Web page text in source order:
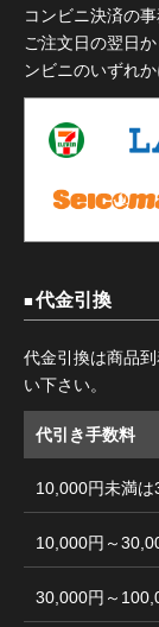
コンビニ決済の
ご注文日の翌日
ンビニのいずれ
代金引換
代金引換は商品
い下さい。
代引き手数料
10,000円未満は
10,000円～
30,000円～